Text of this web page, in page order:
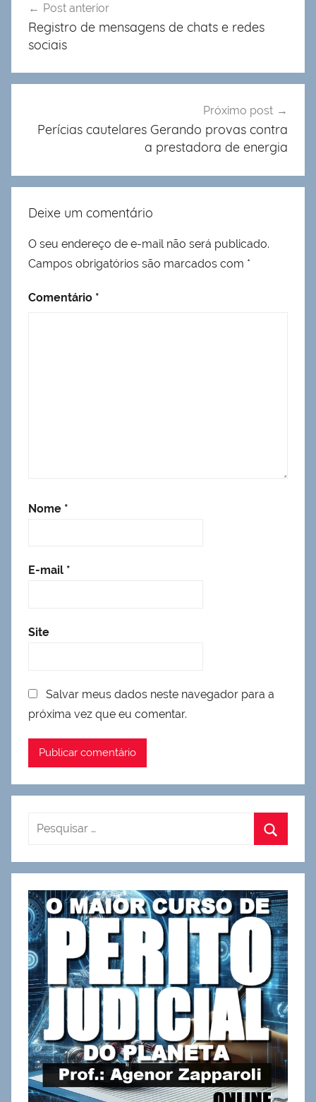
de
Post
Post anterior
Registro de mensagens de chats e redes
sociais
Próximo post
Perícias cautelares Gerando provas contra
a prestadora de energia
Deixe um comentário
O seu endereço de e-mail não será publicado.
Campos obrigatórios são marcados com *
Comentário *
Nome *
E-mail *
Site
Salvar meus dados neste navegador para a
próxima vez que eu comentar.